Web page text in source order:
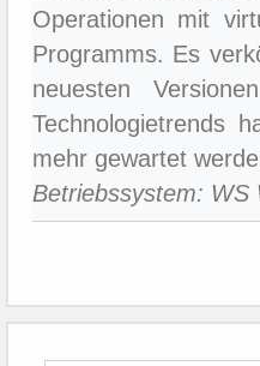
Operationen mit
Programms. Es
neuesten
Technologietrends
mehr gewartet
Betriebssystem: WS